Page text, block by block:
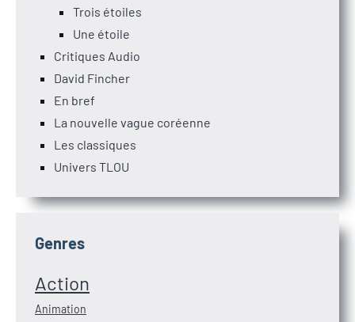
Trois étoiles
Une étoile
Critiques Audio
David Fincher
En bref
La nouvelle vague coréenne
Les classiques
Univers TLOU
Genres
Action
Animation